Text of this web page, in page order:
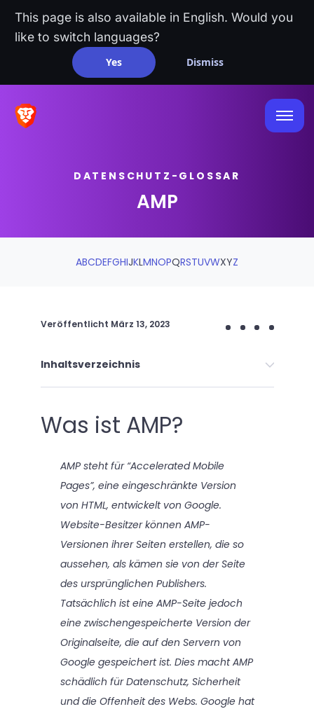
This page is also available in English. Would you
like to switch languages?
Yes Dismiss
DATENSCHUTZ-GLOSSAR
AMP
ABCDEFGHIJKLMNOPQRSTUVWXYZ
Veröffentlicht März 13, 2023
Inhaltsverzeichnis
Was ist AMP?
AMP steht für “Accelerated Mobile
Pages”, eine eingeschränkte Version
von HTML, entwickelt von Google.
Website-Besitzer können AMP-
Versionen ihrer Seiten erstellen, die so
aussehen, als kämen sie von der Seite
des ursprünglichen Publishers.
Tatsächlich ist eine AMP-Seite jedoch
eine zwischengespeicherte Version der
Originalseite, die auf den Servern von
Google gespeichert ist. Dies macht AMP
schädlich für Datenschutz, Sicherheit
und die Offenheit des Webs. Google hat